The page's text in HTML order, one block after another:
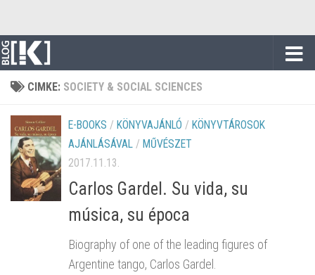
CIMKE: SOCIETY & SOCIAL SCIENCES
E-BOOKS / KÖNYVAJÁNLÓ / KÖNYVTÁROSOK
AJÁNLÁSÁVAL / MŰVÉSZET
2017.11.13.
Carlos Gardel. Su vida, su
música, su época
Biography of one of the leading figures of
Argentine tango, Carlos Gardel.